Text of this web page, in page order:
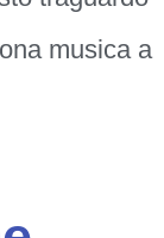
musica a